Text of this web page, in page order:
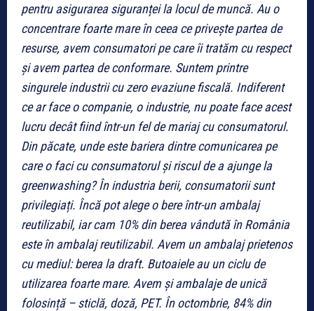
pentru asigurarea siguranței la locul de muncă. Au o
concentrare foarte mare în ceea ce privește partea de
resurse, avem consumatori pe care îi tratăm cu respect
și avem partea de conformare. Suntem printre
singurele industrii cu zero evaziune fiscală. Indiferent
ce ar face o companie, o industrie, nu poate face acest
lucru decât fiind într-un fel de mariaj cu consumatorul.
Din păcate, unde este bariera dintre comunicarea pe
care o faci cu consumatorul și riscul de a ajunge la
greenwashing? În industria berii, consumatorii sunt
privilegiați. Încă pot alege o bere într-un ambalaj
reutilizabil, iar cam 10% din berea vândută în România
este în ambalaj reutilizabil. Avem un ambalaj prietenos
cu mediul: berea la draft. Butoaiele au un ciclu de
utilizarea foarte mare. Avem și ambalaje de unică
folosință – sticlă, doză, PET. În octombrie, 84% din